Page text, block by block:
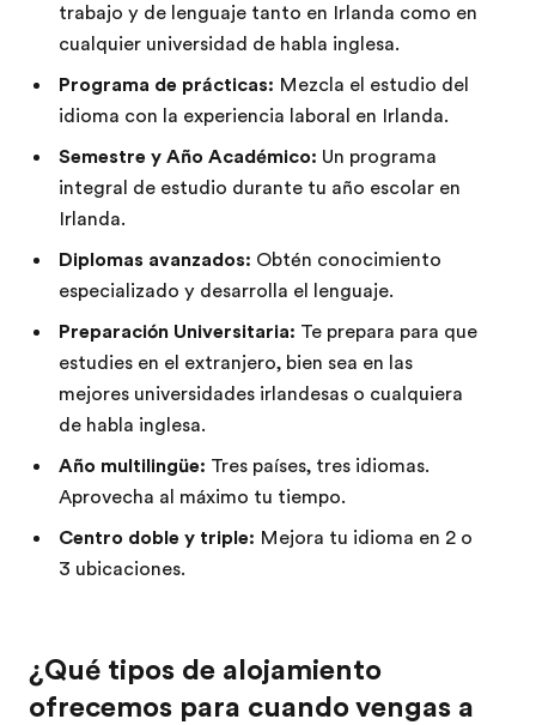
trabajo y de lenguaje tanto en Irlanda como en
cualquier universidad de habla inglesa.
Programa de prácticas: Mezcla el estudio del
idioma con la experiencia laboral en Irlanda.
Semestre y Año Académico: Un programa
integral de estudio durante tu año escolar en
Irlanda.
Diplomas avanzados: Obtén conocimiento
especializado y desarrolla el lenguaje.
Preparación Universitaria: Te prepara para que
estudies en el extranjero, bien sea en las
mejores universidades irlandesas o cualquiera
de habla inglesa.
Año multilingüe: Tres países, tres idiomas.
Aprovecha al máximo tu tiempo.
Centro doble y triple: Mejora tu idioma en 2 o
3 ubicaciones.
¿Qué tipos de alojamiento
ofrecemos para cuando vengas a